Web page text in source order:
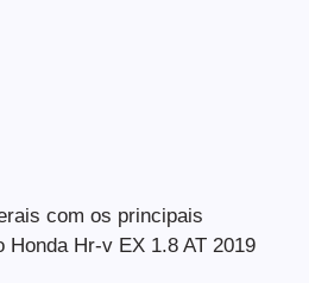
com os principais
Hr-v EX 1.8 AT 2019